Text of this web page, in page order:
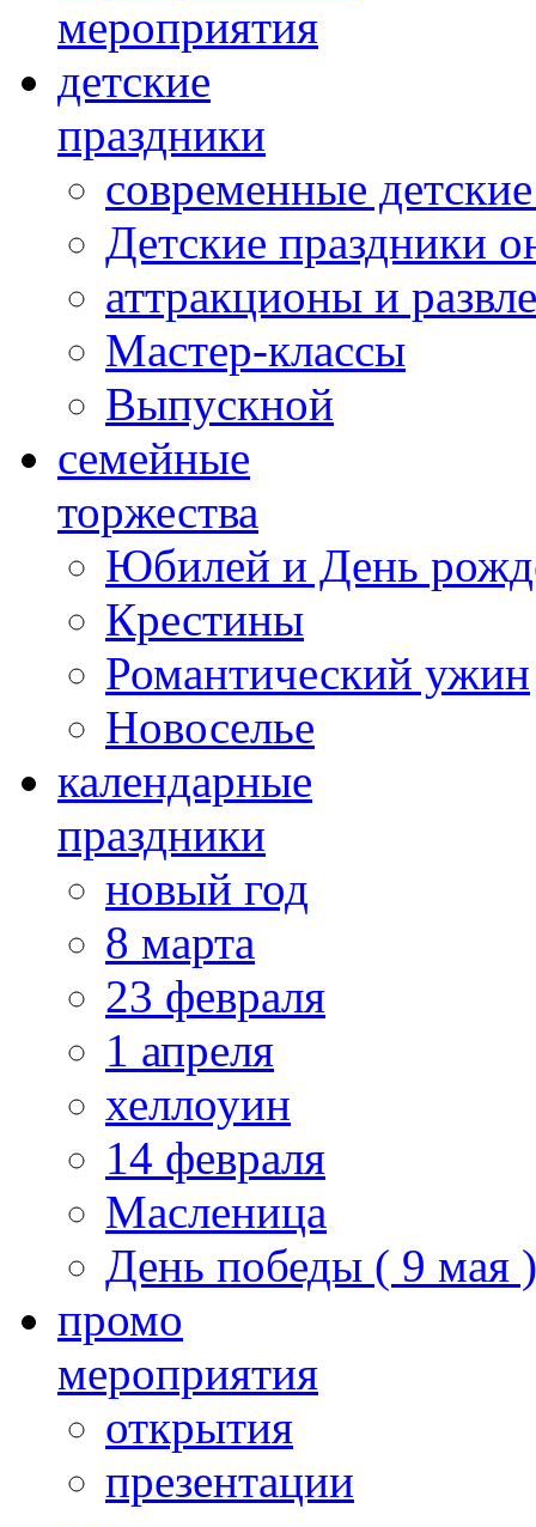
мероприятия
детские
праздники
современные
Детские праздники
аттракционы и
Мастер-классы
Выпускной
cемейные
торжества
Юбилей и День
Крестины
Романтический ужин
Новоселье
календарные
праздники
новый год
8 марта
23 февраля
1 апреля
хеллоуин
14 февраля
Масленица
День победы ( 9 мая )
промо
мероприятия
открытия
презентации